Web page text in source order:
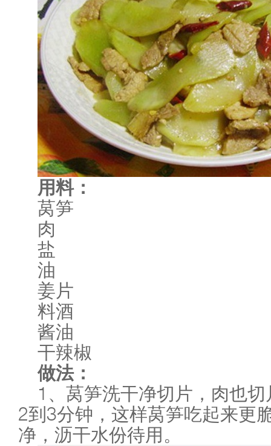
用料：
莴笋
肉
盐
油
姜片
料酒
酱油
干辣椒
做法：
1、莴笋洗干净切片，肉也
2到3分钟，这样莴笋吃起来更
净，沥干水份待用。